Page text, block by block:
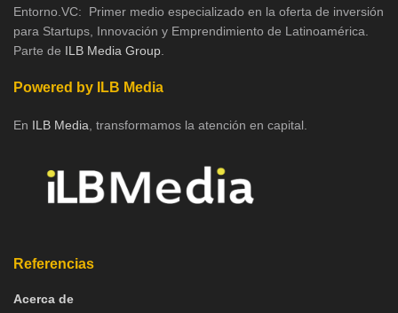
Entorno.VC: Primer medio especializado en la oferta de inversión
para Startups, Innovación y Emprendimiento de Latinoamérica.
Parte de ILB Media Group.
Powered by ILB Media
En ILB Media, transformamos la atención en capital.
Referencias
Acerca de